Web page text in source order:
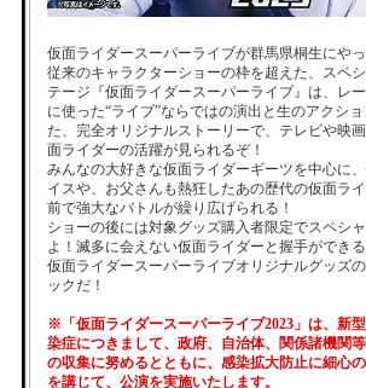
仮面ライダースーパーライブが群馬県桐生にやっ
従来のキャラクターショーの枠を超えた、スペ
テージ『仮面ライダースーパーライブ』は、レ
に使った“ライブ”ならではの演出と生のアクシ
た、完全オリジナルストーリーで、テレビや映
面ライダーの活躍が見られるぞ！
みんなの大好きな仮面ライダーギーツを中心に
イスや、お父さんも熱狂したあの歴代の仮面ラ
前で強大なバトルが繰り広げられる！
ショーの後には対象グッズ購入者限定でスペシ
よ！滅多に会えない仮面ライダーと握手ができ
仮面ライダースーパーライブオリジナルグッズ
ックだ！
※「仮面ライダースーパーライブ2023」は、新
染症につきまして、政府、自治体、関係諸機関
の収集に努めるとともに、感染拡大防止に細心
を講じて、公演を実施いたします。